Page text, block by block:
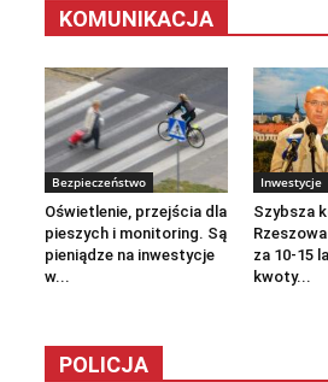
KOMUNIKACJA
Bezpieczeństwo
Oświetlenie, przejścia dla
pieszych i monitoring. Są
pieniądze na inwestycje
w...
Inwestycje
Szybsza
za 10-15
kwoty...
POLICJA